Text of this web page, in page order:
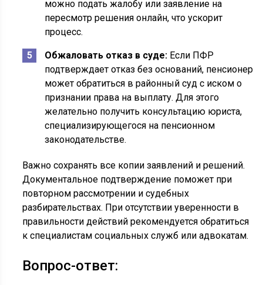
можно подать жалобу или заявление на
пересмотр решения онлайн, что ускорит
процесс.
Обжаловать отказ в суде: Если ПФР
подтверждает отказ без оснований, пенсионер
может обратиться в районный суд с иском о
признании права на выплату. Для этого
желательно получить консультацию юриста,
специализирующегося на пенсионном
законодательстве.
Важно сохранять все копии заявлений и решений.
Документальное подтверждение поможет при
повторном рассмотрении и судебных
разбирательствах. При отсутствии уверенности в
правильности действий рекомендуется обратиться
к специалистам социальных служб или адвокатам.
Вопрос-ответ: